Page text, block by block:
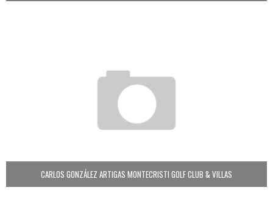
CARLOS GONZÁLEZ ARTIGAS MONTECRISTI GOLF CLUB & VILLAS